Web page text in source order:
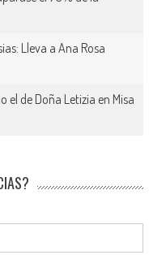
Lleva a Ana Rosa
el de Doña Letizia en Misa